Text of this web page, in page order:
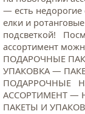
— есть недорогие
елки и
подсветкой!
ассортимент
ПОДАРОЧНЫЕ
УПАКОВКА —
ПОДАРРОЧНЫЕ
АССОРТИМЕНТ —
ПАКЕТЫ И